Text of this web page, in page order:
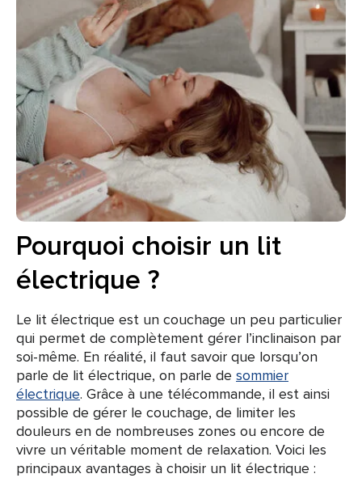
Pourquoi choisir un lit
électrique ?
Le lit électrique est un couchage un peu particulier
qui permet de complètement gérer l’inclinaison par
soi-même. En réalité, il faut savoir que lorsqu’on
parle de lit électrique, on parle de sommier
électrique. Grâce à une télécommande, il est ainsi
possible de gérer le couchage, de limiter les
douleurs en de nombreuses zones ou encore de
vivre un véritable moment de relaxation. Voici les
principaux avantages à choisir un lit électrique :